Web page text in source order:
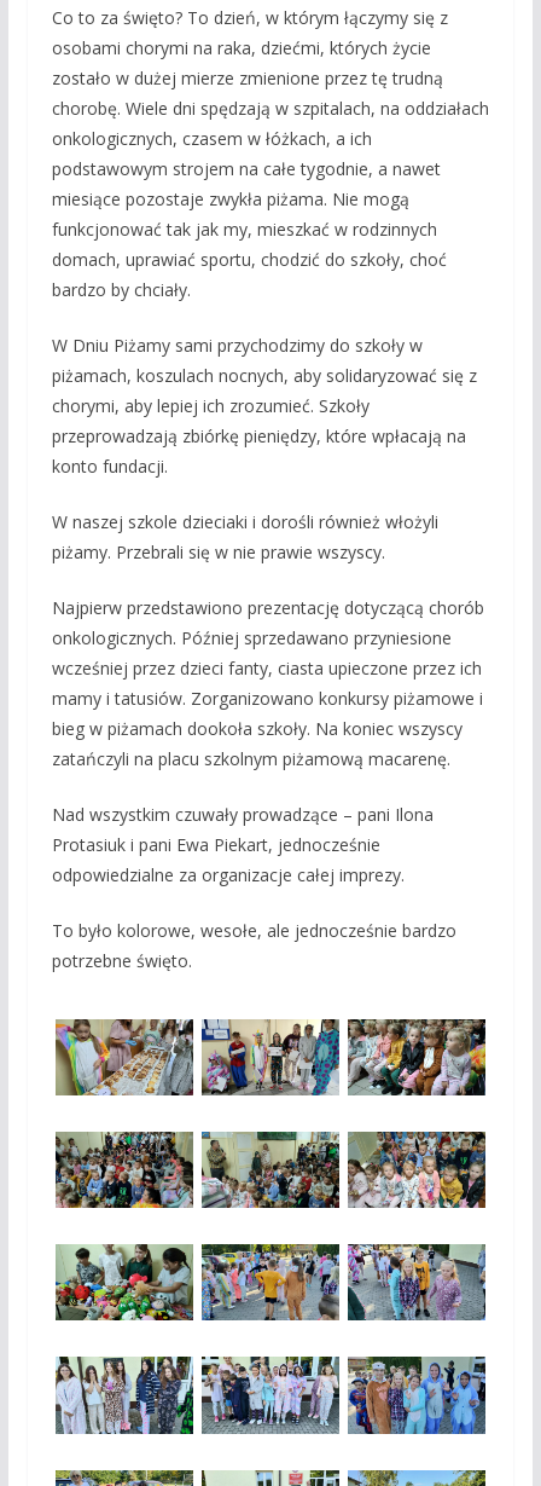
Co to za święto? To dzień, w którym łączymy się z
osobami chorymi na raka, dziećmi, których życie
zostało w dużej mierze zmienione przez tę trudną
chorobę. Wiele dni spędzają w szpitalach, na oddziałach
onkologicznych, czasem w łóżkach, a ich
podstawowym strojem na całe tygodnie, a nawet
miesiące pozostaje zwykła piżama. Nie mogą
funkcjonować tak jak my, mieszkać w rodzinnych
domach, uprawiać sportu, chodzić do szkoły, choć
bardzo by chciały.
W Dniu Piżamy sami przychodzimy do szkoły w
piżamach, koszulach nocnych, aby solidaryzować się z
chorymi, aby lepiej ich zrozumieć. Szkoły
przeprowadzają zbiórkę pieniędzy, które wpłacają na
konto fundacji.
W naszej szkole dzieciaki i dorośli również włożyli
piżamy. Przebrali się w nie prawie wszyscy.
Najpierw przedstawiono prezentację dotyczącą chorób
onkologicznych. Później sprzedawano przyniesione
wcześniej przez dzieci fanty, ciasta upieczone przez ich
mamy i tatusiów. Zorganizowano konkursy piżamowe i
bieg w piżamach dookoła szkoły. Na koniec wszyscy
zatańczyli na placu szkolnym piżamową macarenę.
Nad wszystkim czuwały prowadzące – pani Ilona
Protasiuk i pani Ewa Piekart, jednocześnie
odpowiedzialne za organizacje całej imprezy.
To było kolorowe, wesołe, ale jednocześnie bardzo
potrzebne święto.